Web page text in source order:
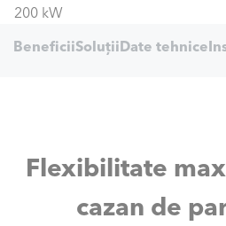
200 kW
Navigation
BeneficiiSoluțiiDate tehnice
Flexibilitate
cazan de